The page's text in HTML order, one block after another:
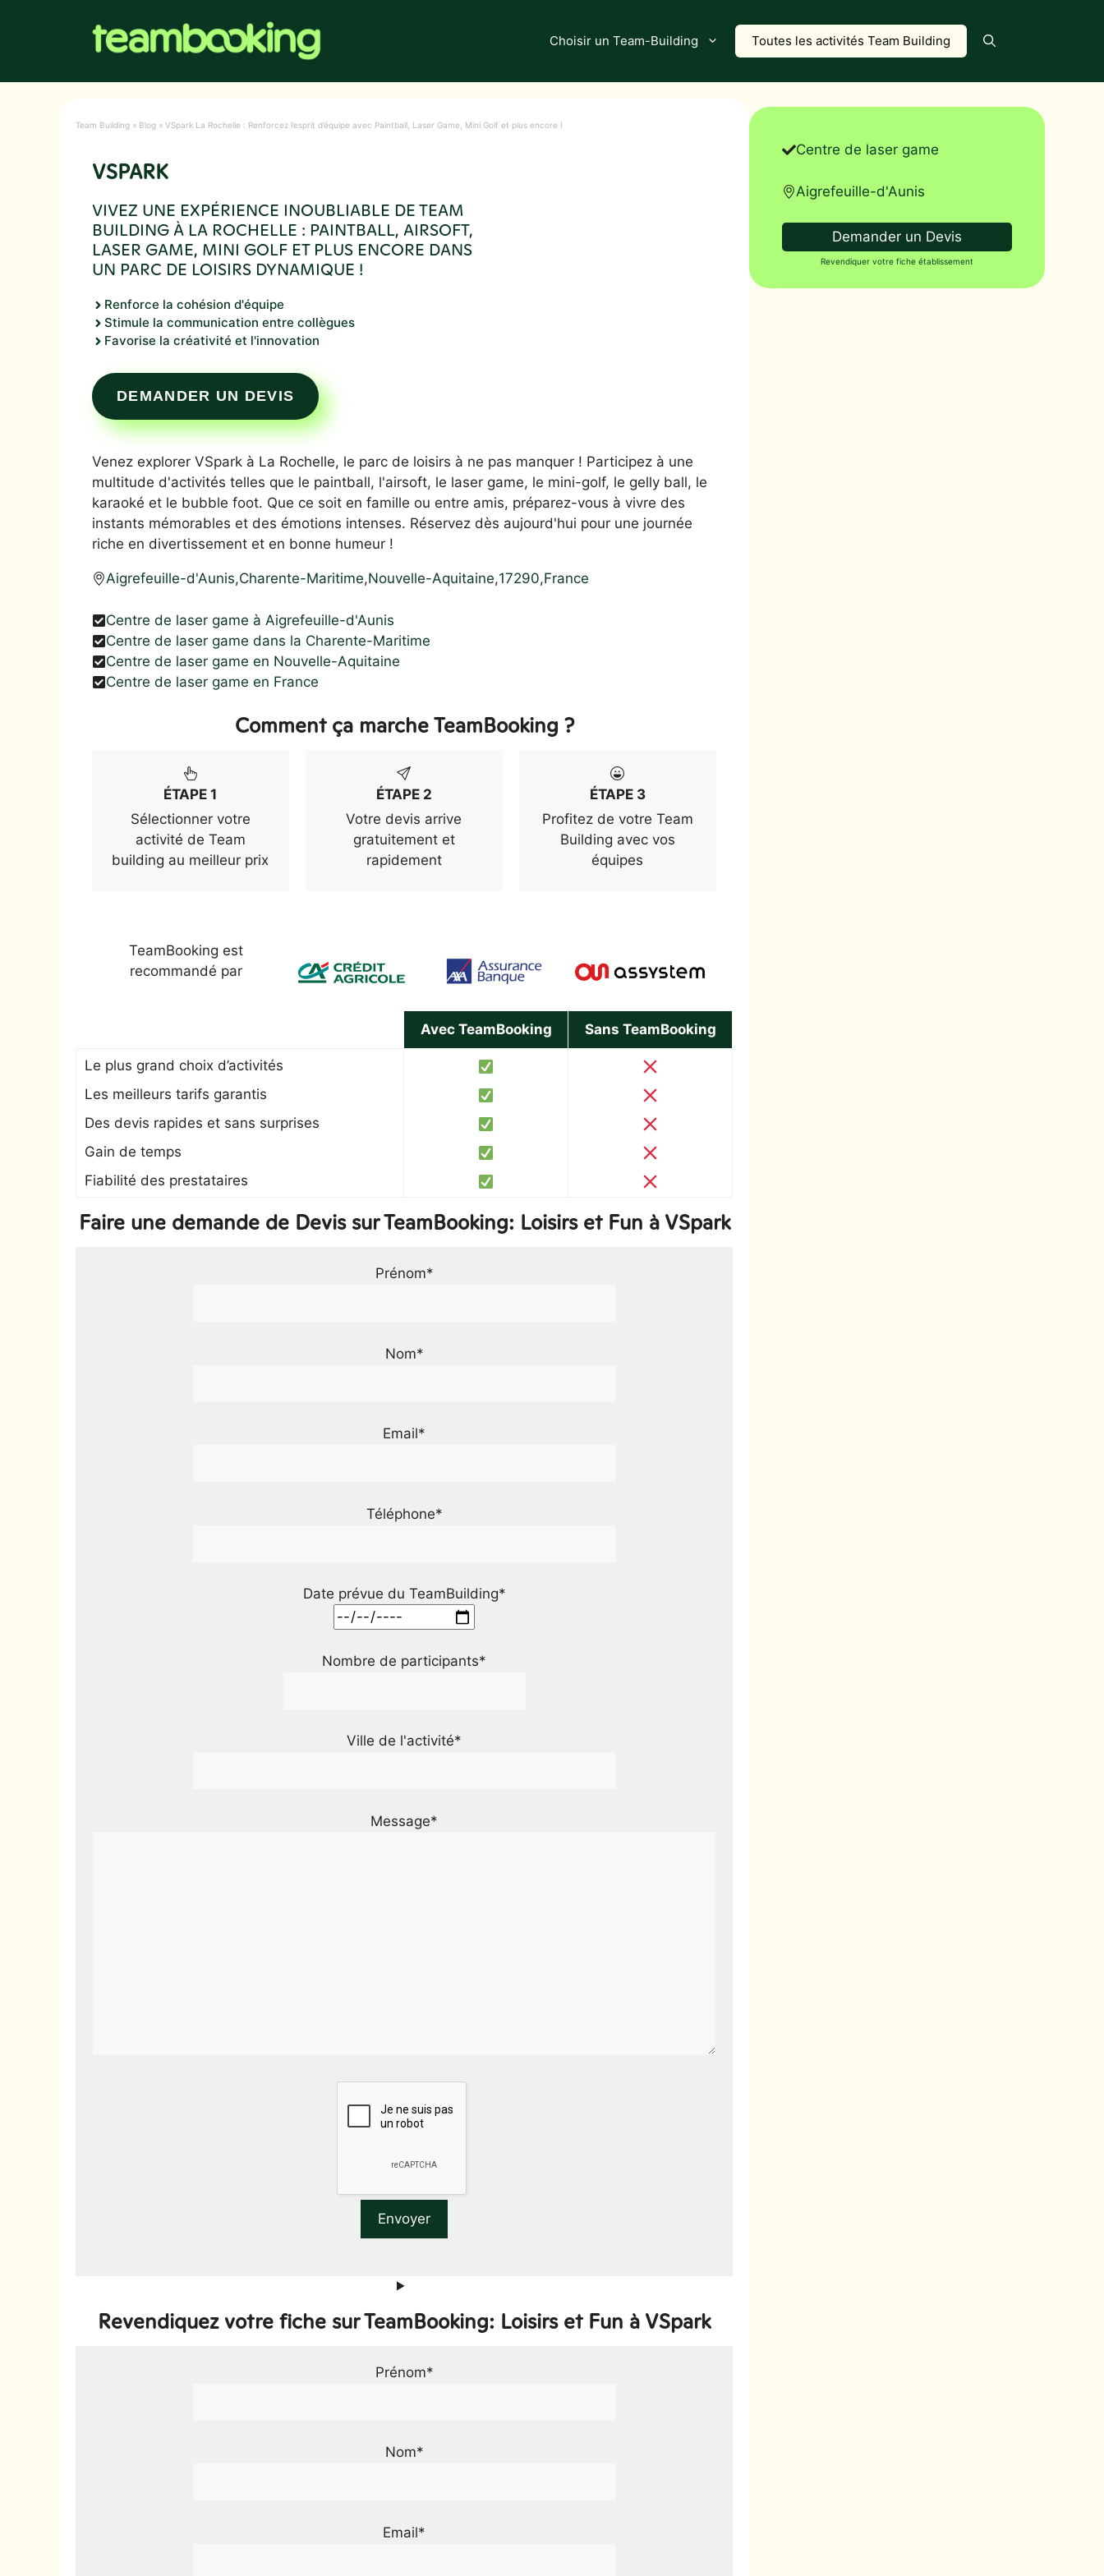
Choisir un Team-Building Toutes les activités Team Building
Team Building » Blog » VSpark La Rochelle : Renforcez l’esprit d’équipe avec Paintball, Laser Game, Mini Golf et plus encore !
VSPARK
VIVEZ UNE EXPÉRIENCE INOUBLIABLE DE TEAM
BUILDING À LA ROCHELLE : PAINTBALL, AIRSOFT,
LASER GAME, MINI GOLF ET PLUS ENCORE DANS
UN PARC DE LOISIRS DYNAMIQUE !
Renforce la cohésion d'équipe
Stimule la communication entre collègues
Favorise la créativité et l'innovation
DEMANDER UN DEVIS
Venez explorer VSpark à La Rochelle, le parc de loisirs à ne pas manquer ! Participez à une
multitude d'activités telles que le paintball, l'airsoft, le laser game, le mini-golf, le gelly ball, le
karaoké et le bubble foot. Que ce soit en famille ou entre amis, préparez-vous à vivre des
instants mémorables et des émotions intenses. Réservez dès aujourd'hui pour une journée
riche en divertissement et en bonne humeur !
Aigrefeuille-d'Aunis,Charente-Maritime,Nouvelle-Aquitaine,17290,France
Centre de laser game à Aigrefeuille-d'Aunis
Centre de laser game dans la Charente-Maritime
Centre de laser game en Nouvelle-Aquitaine
Centre de laser game en France
Comment ça marche TeamBooking ?
ÉTAPE 1
Sélectionner votre
activité de Team
building au meilleur prix
ÉTAPE 2
Votre devis arrive
gratuitement et
rapidement
ÉTAPE 3
Profitez de votre Team
Building avec vos
équipes
TeamBooking est
recommandé par
Avec TeamBooking Sans TeamBooking
Le plus grand choix d’activités
Les meilleurs tarifs garantis
Des devis rapides et sans surprises
Gain de temps
Fiabilité des prestataires
Faire une demande de Devis sur TeamBooking: Loisirs et Fun à VSpark
Prénom*
Nom*
Email*
Téléphone*
Date prévue du TeamBuilding*
Nombre de participants*
Ville de l'activité*
Message*
Revendiquez votre fiche sur TeamBooking: Loisirs et Fun à VSpark
Prénom*
Nom*
Email*
Centre de laser game
Aigrefeuille-d'Aunis
Demander un Devis
Revendiquer votre fiche établissement